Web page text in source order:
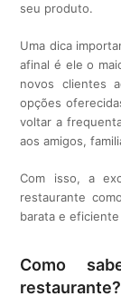
seu produto.
Uma dica
afinal é ele o
novos clientes
opções
voltar a
aos amigos,
Com isso, a
restaurante
barata e
Como
restaurante?